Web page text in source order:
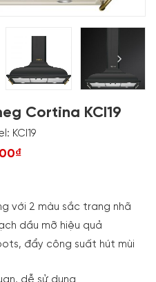
Cortina KCI19
KCI19
với 2 màu sắc trang nhã
dầu mỡ hiệu quả
đẩy công suất hút mùi
dễ sử dụng